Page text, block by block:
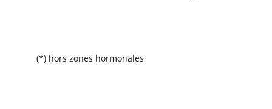
(*) hors zones hormonales